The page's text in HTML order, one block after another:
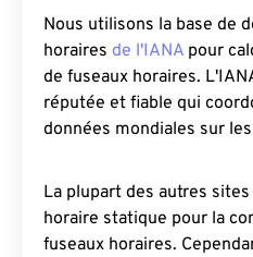
Nous utilisons la base de
horaires de l'IANA pour
de fuseaux horaires.
réputée et fiable qui
données mondiales sur
La plupart des autres
horaire statique pour la
fuseaux horaires.